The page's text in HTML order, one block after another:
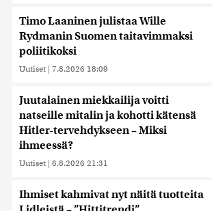
Timo Laaninen julistaa Wille
Rydmanin Suomen taitavimmaksi
poliitikoksi
Uutiset | 7.8.2026 18:09
Juutalainen miekkailija voitti
natseille mitalin ja kohotti kätensä
Hitler-tervehdykseen – Miksi
ihmeessä?
Uutiset | 6.8.2026 21:31
Ihmiset kahmivat nyt näitä tuotteita